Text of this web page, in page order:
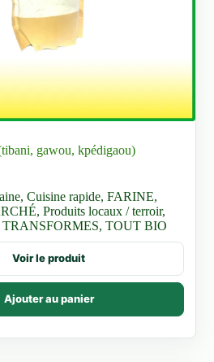
gawou, kpédigaou)
,Cuisine rapide,FARINE,
,Produits locaux / terroir,
,TOUT BIO
Voir le produit
Ajouter au panier